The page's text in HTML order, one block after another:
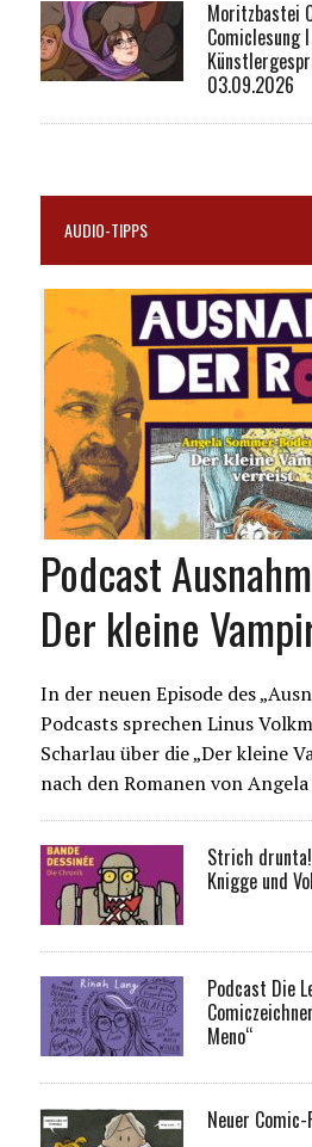
Moritzbastei
Comiclesung
03.09.2026
AUDIO-TIPPS
Podcast
Der kleine
In der neuen Episode des
Podcasts sprechen Linus
Scharlau über die „Der kleine
nach den Romanen von
Strich
Knigge und
Podcast Die
Meno“
Neuer